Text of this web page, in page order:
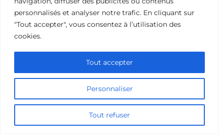
personnalisés et analyser notre trafic. En cliquant sur
"Tout accepter", vous consentez à l’utilisation des
cookies.
Personnaliser
Tout refuser
Tout accepter
Ajouter un commentaire